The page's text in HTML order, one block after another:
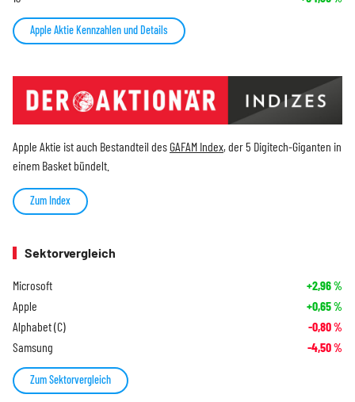
Apple Aktie Kennzahlen und Details
Apple Aktie ist auch Bestandteil desGAFAM Index, der 5 Digitech-Giganten in
einem Basket bündelt.
Zum Index
Sektorvergleich
Microsoft +2,96%
Apple +0,65%
Alphabet (C) -0,80%
Samsung -4,50%
Zum Sektorvergleich